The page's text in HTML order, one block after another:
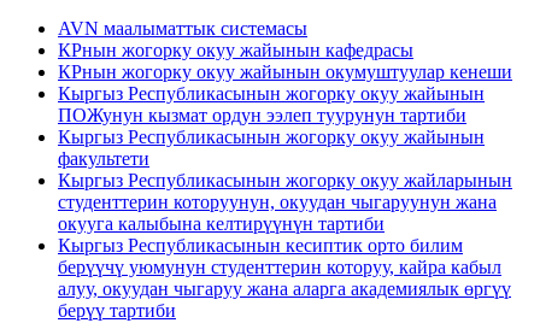
AVN маалыматтык системасы
КРнын жогорку окуу жайынын кафедрасы
КРнын жогорку окуу жайынын окумуштуулар кенеши
Кыргыз Республикасынын жогорку окуу жайынын
ПОЖунун кызмат ордун ээлеп туурунун тартиби
Кыргыз Республикасынын жогорку окуу жайынын
факультети
Кыргыз Республикасынын жогорку окуу жайларынын
студенттерин которуунун, окуудан чыгаруунун жана
окууга калыбына келтирүүнүн тартиби
Кыргыз Республикасынын кесиптик орто билим
берүүчү уюмунун студенттерин которуу, кайра кабыл
алуу, окуудан чыгаруу жана аларга академиялык өргүү
берүү тартиби